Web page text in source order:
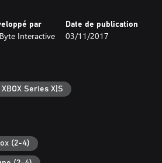
par
Interactive
Date de publication
03/11/2017
XBOX Series X|S
(2-4)